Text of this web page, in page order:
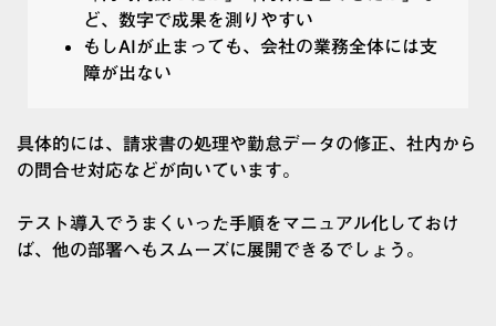
ど、数字で成果を測りやすい
もしAIが止まっても、会社の業務全体には支
障が出ない
具体的には、請求書の処理や勤怠データの修正、社内から
の問合せ対応などが向いています。
テスト導入でうまくいった手順をマニュアル化しておけ
ば、他の部署へもスムーズに展開できるでしょう。